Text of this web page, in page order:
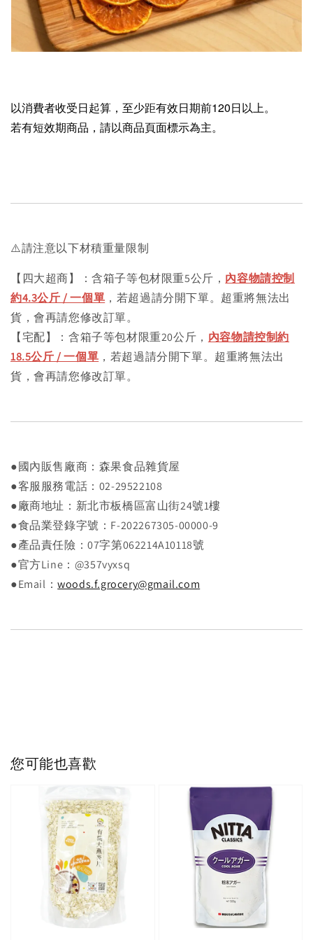
以消費者收受日起算，至少距有效日期前120日以上。
若有短效期商品，請以商品頁面標示為主。
⚠️請注意以下材積重量限制
【四大超商】：含箱子等包材限重5公斤， 內容物請控制
約4.3公斤 / 一個單 ，若超過請分開下單。超重將無法出
貨，會再請您修改訂單。
【宅配】：含箱子等包材限重20公斤， 內容物請控制約
18.5公斤 / 一個單 ，若超過請分開下單。超重將無法出
貨，會再請您修改訂單。
●國內販售廠商：森果食品雜貨屋
●客服服務電話：02-29522108
●廠商地址：新北市板橋區富山街24號1樓
●食品業登錄字號：F-202267305-00000-9
●產品責任險：07字第062214A10118號
●官方Line：@357vyxsq
●Email：woods.f.grocery@gmail.com
您可能也喜歡